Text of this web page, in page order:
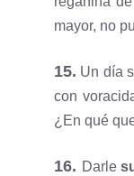
mayor, no
15. Un día
con
¿En qué
16. Darle